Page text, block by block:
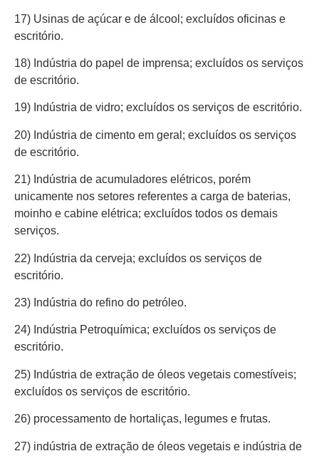
17) Usinas de açúcar e de álcool; excluídos oficinas e
escritório.
18) Indústria do papel de imprensa; excluídos os serviços
de escritório.
19) Indústria de vidro; excluídos os serviços de escritório.
20) Indústria de cimento em geral; excluídos os serviços
de escritório.
21) Indústria de acumuladores elétricos, porém
unicamente nos setores referentes a carga de baterias,
moinho e cabine elétrica; excluídos todos os demais
serviços.
22) Indústria da cerveja; excluídos os serviços de
escritório.
23) Indústria do refino do petróleo.
24) Indústria Petroquímica; excluídos os serviços de
escritório.
25) Indústria de extração de óleos vegetais comestíveis;
excluídos os serviços de escritório.
26) processamento de hortaliças, legumes e frutas.
27) indústria de extração de óleos vegetais e indústria de